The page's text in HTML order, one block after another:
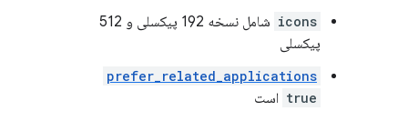
icons
شامل نسخه 192 پیکسلی و 512
پیکسلی
prefer_related_applications
true است